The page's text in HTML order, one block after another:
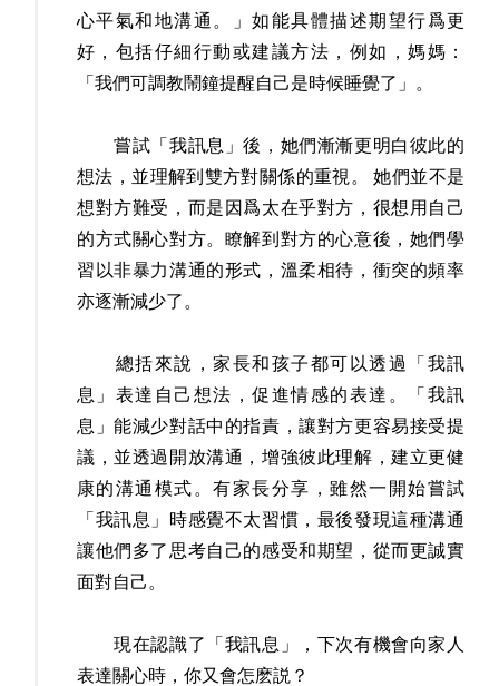
心平氣和地溝通。」如能具體描述期望行爲更
好，包括仔細行動或建議方法，例如，媽媽：
「我們可調教鬧鐘提醒自己是時候睡覺了」。
嘗試「我訊息」後，她們漸漸更明白彼此的
想法，並理解到雙方對關係的重視。 她們並不是
想對方難受，而是因爲太在乎對方，很想用自己
的方式關心對方。瞭解到對方的心意後，她們學
習以非暴力溝通的形式，溫柔相待，衝突的頻率
亦逐漸減少了。
總括來說，家長和孩子都可以透過「我訊
息」表達自己想法，促進情感的表達。「我訊
息」能減少對話中的指責，讓對方更容易接受提
議，並透過開放溝通，增強彼此理解，建立更健
康的溝通模式。有家長分享，雖然一開始嘗試
「我訊息」時感覺不太習慣，最後發現這種溝通
讓他們多了思考自己的感受和期望，從而更誠實
面對自己。
現在認識了「我訊息」，下次有機會向家人
表達關心時，你又會怎麽説？